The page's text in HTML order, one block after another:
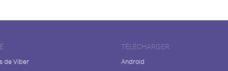
de Viber
TÉLÉCHARGER
Android